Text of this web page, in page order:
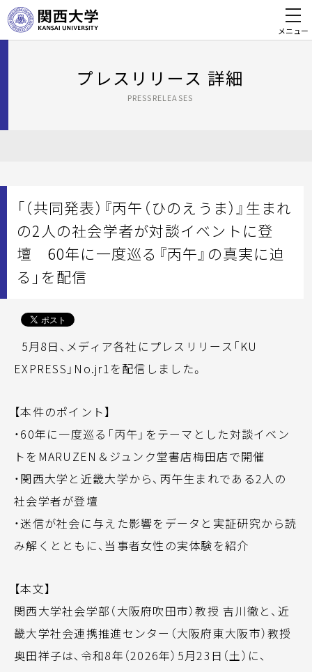
メニュー
プレスリリース 詳細
PRESSRELEASES
「（共同発表）『丙午（ひのえうま）』生まれ
の2人の社会学者が対談イベントに登
壇 60年に一度巡る『丙午』の真実に迫
る」を配信
5月8日、メディア各社にプレスリリース「KU
EXPRESS」No.jr1を配信しました。
【本件のポイント】
・60年に一度巡る「丙午」をテーマとした対談イベン
トをMARUZEN＆ジュンク堂書店梅田店で開催
・関西大学と近畿大学から、丙午生まれである2人の
社会学者が登壇
・迷信が社会に与えた影響をデータと実証研究から読
み解くとともに、当事者女性の実体験を紹介
【本文】
関西大学社会学部（大阪府吹田市）教授 吉川徹と、近
畿大学社会連携推進センター（大阪府東大阪市）教授
奥田祥子は、令和8年（2026年）5月23日（土）に、